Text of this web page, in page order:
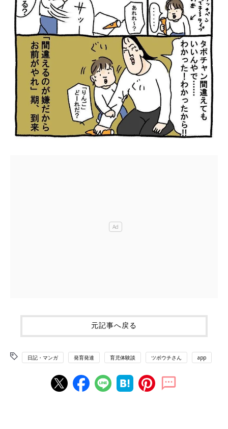
元記事へ戻る
日記・マンガ 発育発達 育児体験談 ツボウチさん app